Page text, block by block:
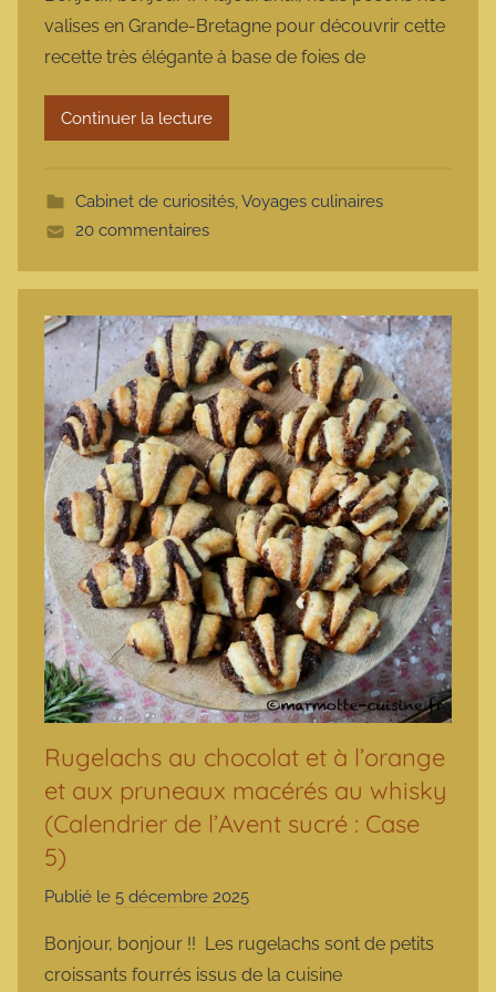
r
m
a
r
m
t
e
valises en Grande-Bretagne pour découvrir cette
recette très élégante à base de foies de
Continuer la lecture
Cabinet de curiosités,Voyages culinaires
20 commentaires
Rugelachs au chocolat et à l’orange
et aux pruneaux macérés au whisky
(Calendrier de l’Avent sucré : Case
5)
Publié le 5 décembre 2025
r
m
Bonjour, bonjour !! Les rugelachs sont de petits
croissants fourrés issus de la cuisine